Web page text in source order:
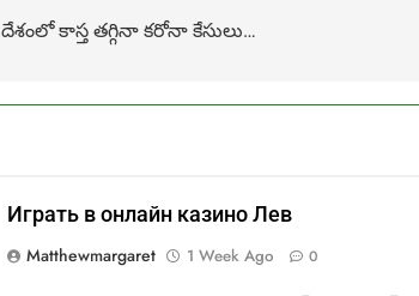
దేశంలో కాస్త తగ్గినా కరోనా కేసులు…
Играть в онлайн казино Лев
Matthewmargaret
1 Week Ago 0